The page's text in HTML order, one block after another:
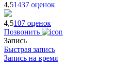
4,51437 оценок
4,5107 оценок
Позвонить
Запись
Быстрая запись
Запись на время